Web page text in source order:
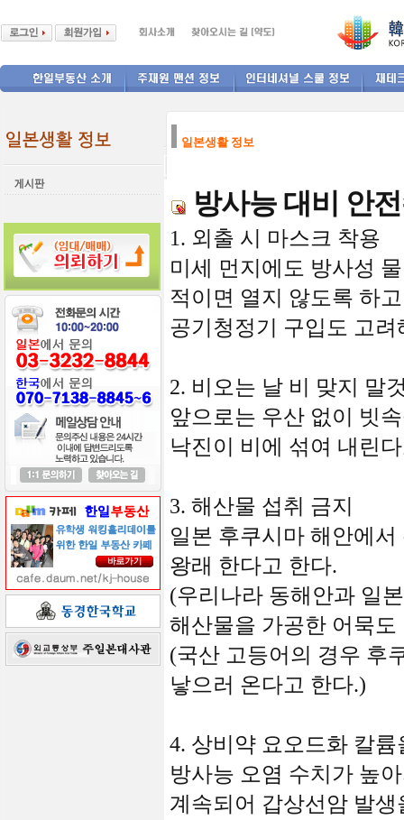
일본생활 정보
방사능 대비 안
1. 외출 시 마스크 착용
미세 먼지에도 방사성
적이면 열지 않도록 하고
공기청정기 구입도 고려
2. 비오는 날 비 맞지 말
앞으로는 우산 없이 빗
낙진이 비에 섞여 내린
3. 해산물 섭취 금지
일본 후쿠시마 해안에
왕래 한다고 한다.
(우리나라 동해안과 일
해산물을 가공한 어묵
(국산 고등어의 경우 후
낳으러 온다고 한다.)
4. 상비약 요오드화 칼륨
방사능 오염 수치가 높
계속되어 갑상선암 발